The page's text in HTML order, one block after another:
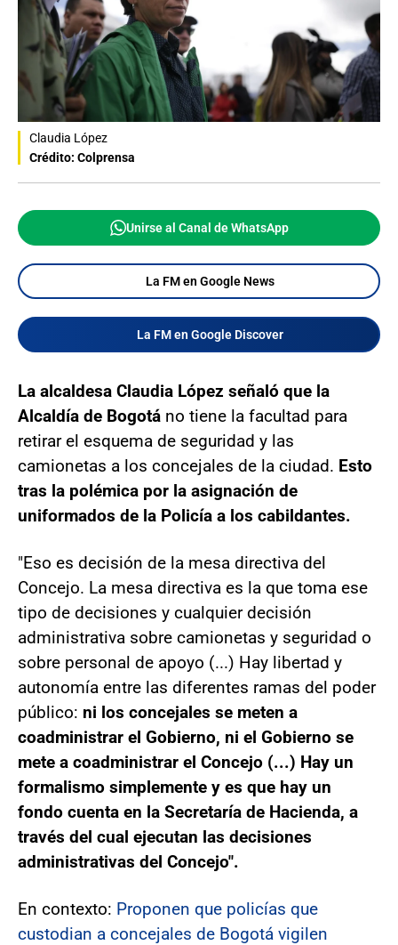
Claudia López
Crédito: Colprensa
Unirse al Canal de WhatsApp
La FM en Google News
La FM en Google Discover
La alcaldesa Claudia López señaló que la
Alcaldía de Bogotá no tiene la facultad para
retirar el esquema de seguridad y las
camionetas a los concejales de la ciudad. Esto
tras la polémica por la asignación de
uniformados de la Policía a los cabildantes.
"Eso es decisión de la mesa directiva del
Concejo. La mesa directiva es la que toma ese
tipo de decisiones y cualquier decisión
administrativa sobre camionetas y seguridad o
sobre personal de apoyo (...) Hay libertad y
autonomía entre las diferentes ramas del poder
público: ni los concejales se meten a
coadministrar el Gobierno, ni el Gobierno se
mete a coadministrar el Concejo (...) Hay un
formalismo simplemente y es que hay un
fondo cuenta en la Secretaría de Hacienda, a
través del cual ejecutan las decisiones
administrativas del Concejo".
En contexto: Proponen que policías que
custodian a concejales de Bogotá vigilen